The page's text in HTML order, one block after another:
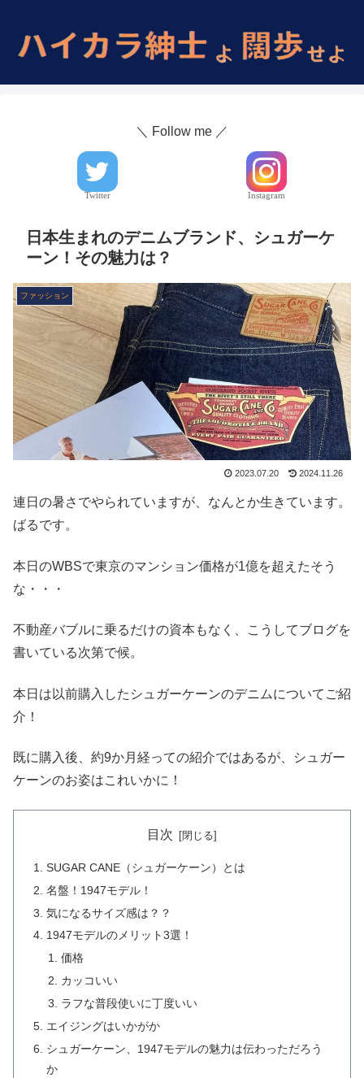
＼ Follow me ／
Twitter Instagram
日本生まれのデニムブランド、シュガーケ
ーン！その魅力は？
ファッション
2023.07.20 2024.11.26
連日の暑さでやられていますが、なんとか生きています。
ばるです。
本日のWBSで東京のマンション価格が1億を超えたそう
な・・・
不動産バブルに乗るだけの資本もなく、こうしてブログを
書いている次第で候。
本日は以前購入したシュガーケーンのデニムについてご紹
介！
既に購入後、約9か月経っての紹介ではあるが、シュガー
ケーンのお姿はこれいかに！
目次
SUGAR CANE（シュガーケーン）とは
名盤！1947モデル！
気になるサイズ感は？？
1947モデルのメリット3選！
価格
カッコいい
ラフな普段使いに丁度いい
エイジングはいかがか
シュガーケーン、1947モデルの魅力は伝わっただろう
か